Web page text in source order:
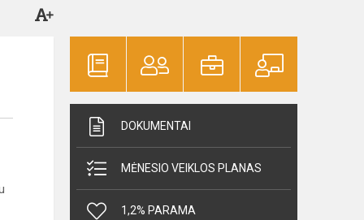
DOKUMENTAI
MĖNESIO VEIKLOS PLANAS
1,2% PARAMA